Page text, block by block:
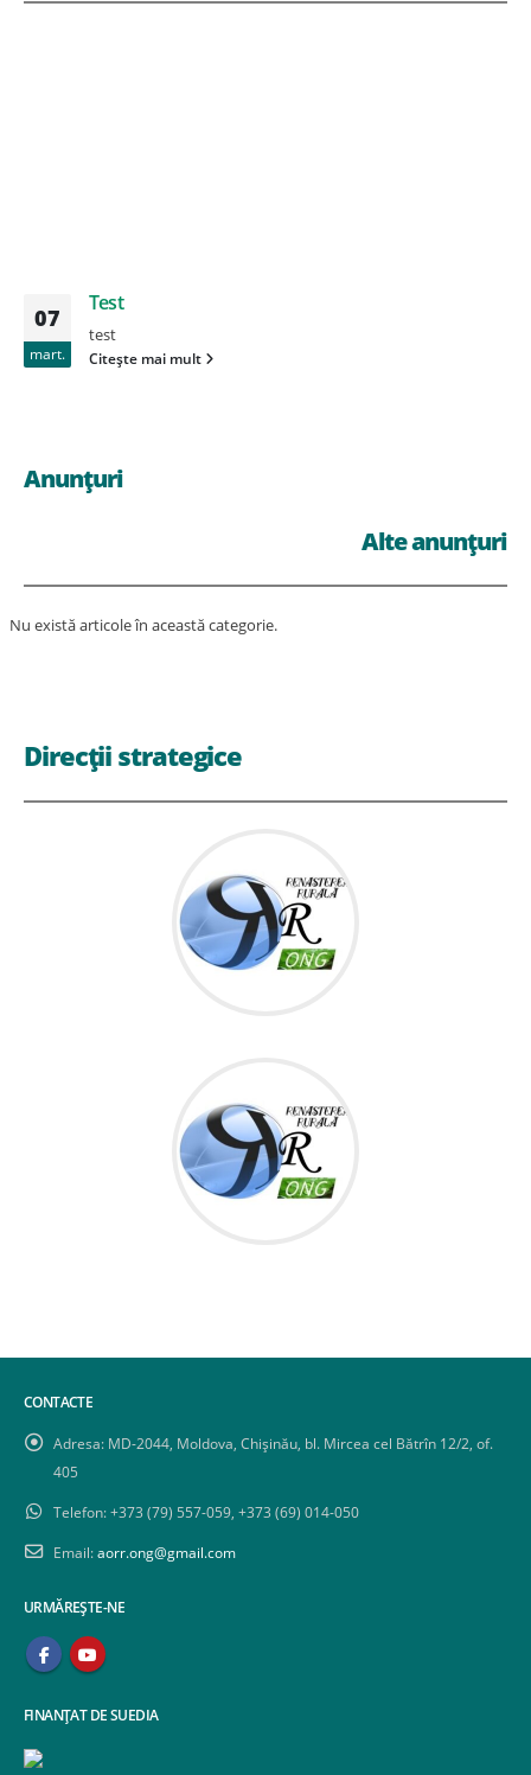
07
mart.
Test
test
Citește mai mult
Anunțuri
Alte anunțuri
Nu există articole în această categorie.
Direcții strategice
CONTACTE
Adresa: MD-2044, Moldova, Chișinău, bl. Mircea cel Bătrîn 12/2, of.
405
Telefon:+373 (79) 557-059, +373 (69) 014-050
Email:aorr.ong@gmail.com
URMĂREȘTE-NE
FINANȚAT DE SUEDIA